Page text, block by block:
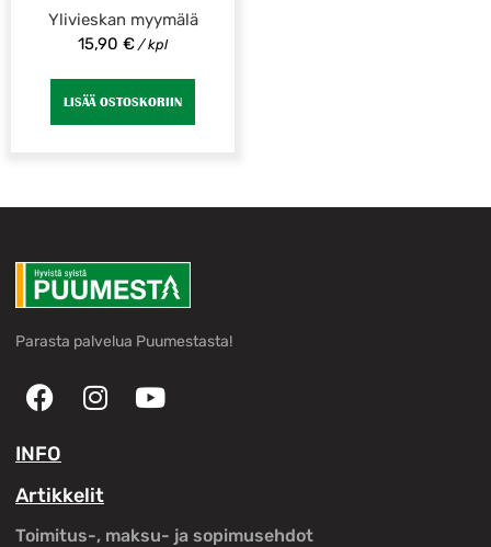
Ylivieskan myymälä
15,90 € / kpl
LISÄÄ OSTOSKORIIN
Parasta palvelua Puumestasta!
INFO
Artikkelit
Toimitus-, maksu- ja sopimusehdot